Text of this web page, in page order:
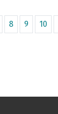
8 9 10